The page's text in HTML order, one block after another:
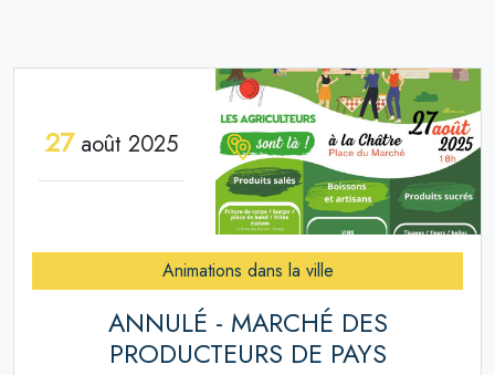
27août 2025
Animations dans la ville
ANNULÉ - MARCHÉ DES
PRODUCTEURS DE PAYS